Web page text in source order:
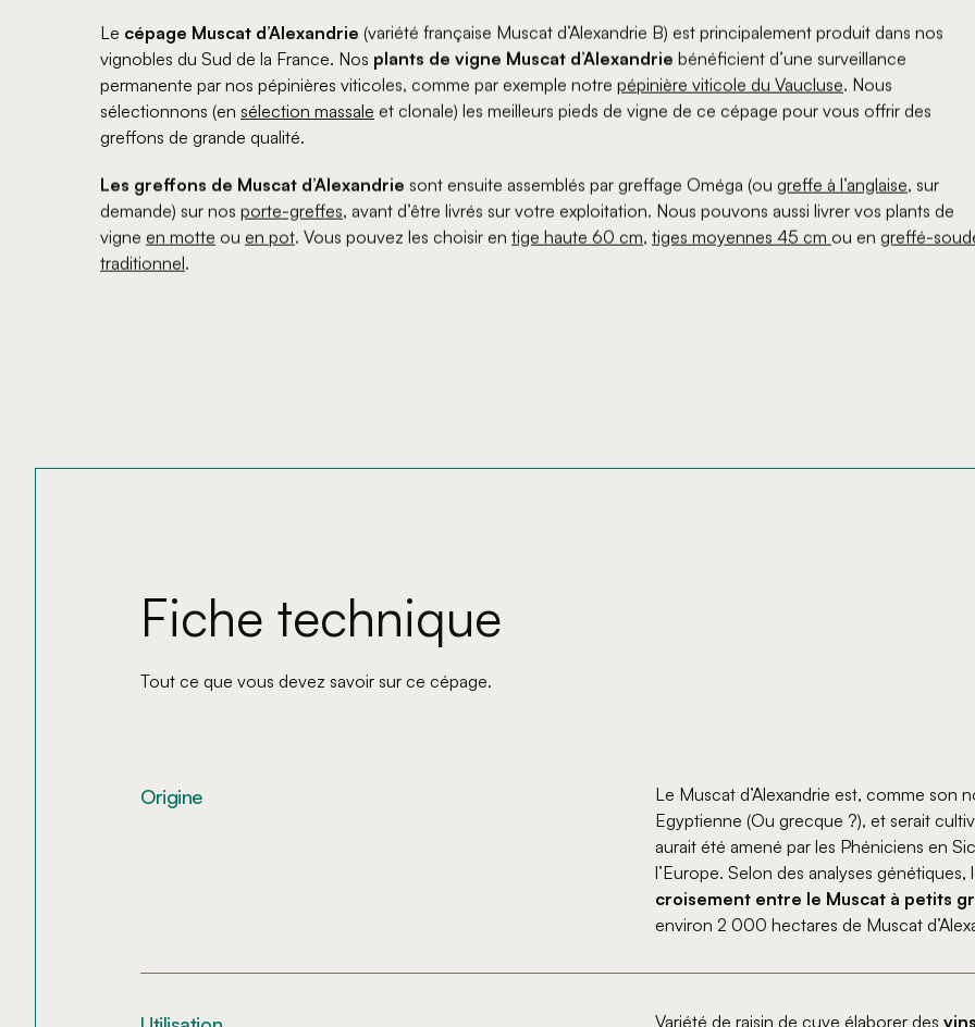
Le cépage Muscat d’Alexandrie (variété française Muscat d’Alexandrie B) est principalement produit dans nos
vignobles du Sud de la France. Nos plants de vigne Muscat d’Alexandrie bénéficient d’une surveillance
permanente par nos pépinières viticoles, comme par exemple notre pépinière viticole du Vaucluse. Nous
sélectionnons (en sélection massale et clonale) les meilleurs pieds de vigne de ce cépage pour vous offrir des
greffons de grande qualité.
Les greffons de Muscat d’Alexandrie sont ensuite assemblés par greffage Oméga (ou greffe à l’anglaise, sur
demande) sur nos porte-greffes, avant d’être livrés sur votre exploitation. Nous pouvons aussi livrer vos plants de
vigne en motte ou en pot. Vous pouvez les choisir en tige haute 60 cm, tiges moyennes 45 cm ou en greffé-
traditionnel.
Fiche technique
Tout ce que vous devez savoir sur ce cépage.
Origine
Le Muscat d’Alexandrie est, comme son
Egyptienne (Ou grecque ?), et serait
aurait été amené par les Phéniciens en
l’Europe. Selon des analyses génétiques,
croisement entre le Muscat à petits
environ 2 000 hectares de Muscat
Variété de raisin de cuve élaborer des